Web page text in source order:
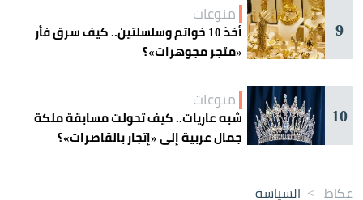
9
منوعات
أخذ 10 خواتم وسلسلتين.. كيف سرق فأر
«متجر مجوهرات»؟
10
منوعات
شبه عاريات.. كيف تحولت مسابقة ملكة
جمال عربية إلى «إتجار بالقاصرات»؟
عكاظ > السياسة